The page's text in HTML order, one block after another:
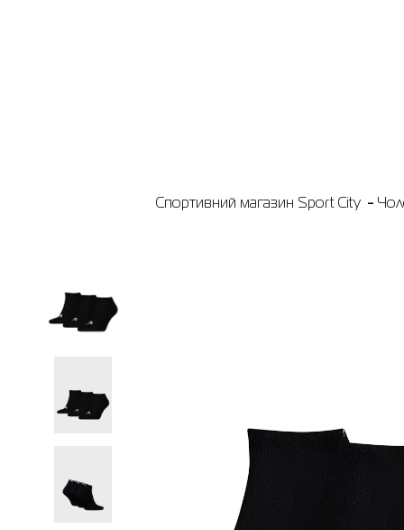
Спортивний магазин Sport City